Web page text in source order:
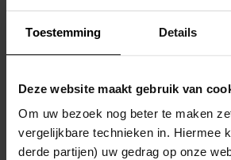
Toestemming Details
Deze website maakt gebruik van
Om uw bezoek nog beter te maken
vergelijkbare technieken in. Hiermee
derde partijen) uw gedrag op onze
Helaas, er is een fout opgetreden
Mogelijk kunt u deze pagina niet bezoeken